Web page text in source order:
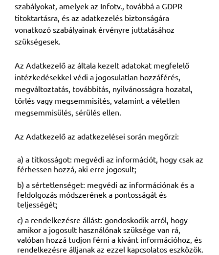
szabályokat, amelyek az Infotv., továbbá a GDPR
titoktartásra, és az adatkezelés biztonságára
vonatkozó szabályainak érvényre juttatásához
szükségesek.
Az Adatkezelő az általa kezelt adatokat megfelelő
intézkedésekkel védi a jogosulatlan hozzáférés,
megváltoztatás, továbbítás, nyilvánosságra hozatal,
törlés vagy megsemmisítés, valamint a véletlen
megsemmisülés, sérülés ellen.
Az Adatkezelő az adatkezelései során megőrzi:
a) a titkosságot: megvédi az információt, hogy csak az
férhessen hozzá, aki erre jogosult;
b) a sértetlenséget: megvédi az információnak és a
feldolgozás módszerének a pontosságát és
teljességét;
c) a rendelkezésre állást: gondoskodik arról, hogy
amikor a jogosult használónak szüksége van rá,
valóban hozzá tudjon férni a kívánt információhoz, és
rendelkezésre álljanak az ezzel kapcsolatos eszközök.